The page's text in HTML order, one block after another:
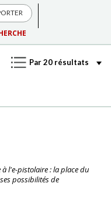
l'e-pistolaire : la place du
possibilités de